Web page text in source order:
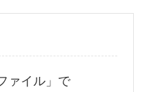
ァイル」で